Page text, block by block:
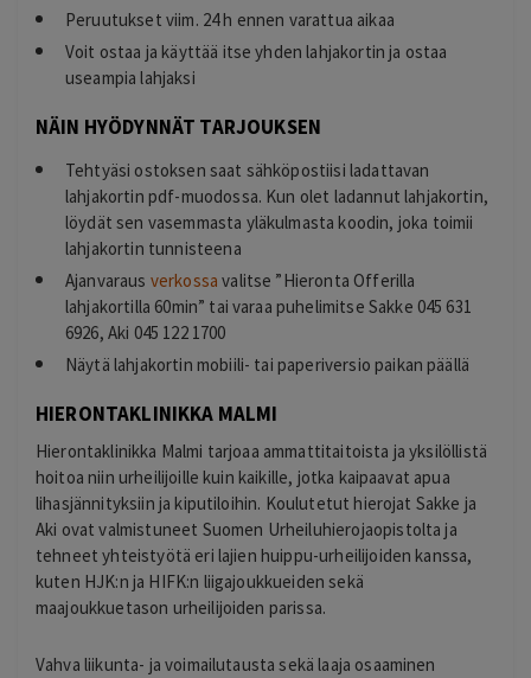
Peruutukset viim. 24 h ennen varattua aikaa
Voit ostaa ja käyttää itse yhden lahjakortin ja ostaa
useampia lahjaksi
NÄIN HYÖDYNNÄT TARJOUKSEN
Tehtyäsi ostoksen saat sähköpostiisi ladattavan
lahjakortin pdf-muodossa. Kun olet ladannut lahjakortin,
löydät sen vasemmasta yläkulmasta koodin, joka toimii
lahjakortin tunnisteena
Ajanvaraus verkossa valitse ”Hieronta Offerilla
lahjakortilla 60min” tai varaa puhelimitse Sakke 045 631
6926, Aki 045 122 1700
Näytä lahjakortin mobiili- tai paperiversio paikan päällä
HIERONTAKLINIKKA MALMI
Hierontaklinikka Malmi tarjoaa ammattitaitoista ja yksilöllistä
hoitoa niin urheilijoille kuin kaikille, jotka kaipaavat apua
lihasjännityksiin ja kiputiloihin. Koulutetut hierojat Sakke ja
Aki ovat valmistuneet Suomen Urheiluhierojaopistolta ja
tehneet yhteistyötä eri lajien huippu-urheilijoiden kanssa,
kuten HJK:n ja HIFK:n liigajoukkueiden sekä
maajoukkuetason urheilijoiden parissa.
Vahva liikunta- ja voimailutausta sekä laaja osaaminen